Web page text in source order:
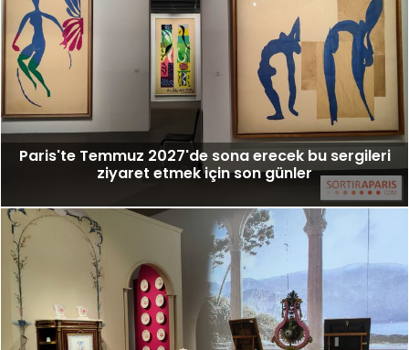
Paris'te Temmuz 2027'de sona erecek bu sergileri
ziyaret etmek için son günler